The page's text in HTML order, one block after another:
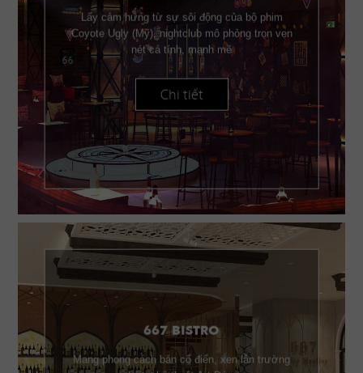
Lấy cảm hứng từ sự sôi động của bộ phim
Coyote Ugly (Mỹ), nightclub mô phỏng trọn vẹn
nét cá tính, mạnh mẽ
Chi tiết
667 BISTRO
Mang phong cách bán cổ điển, xen lẫn trường